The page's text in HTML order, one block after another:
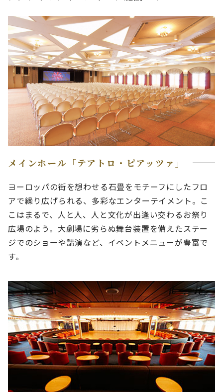
メインホール「テアトロ・ピアッツァ」
ヨーロッパの街を想わせる石畳をモチーフにしたフロ
アで繰り広げられる、多彩なエンターテイメント。こ
こはまるで、人と人、人と文化が出逢い交わるお祭り
広場のよう。大劇場に劣らぬ舞台装置を備えたステー
ジでのショーや講演など、イベントメニューが豊富で
す。